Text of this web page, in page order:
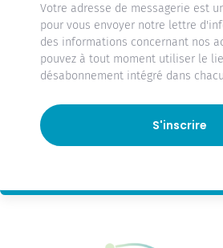
Votre adresse de messagerie est
pour vous envoyer notre lettre
des informations concernant nos
pouvez à tout moment utiliser le
désabonnement intégré dans